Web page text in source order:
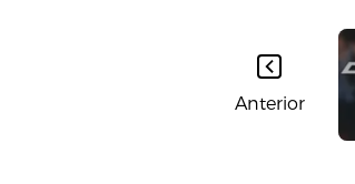
Anterior